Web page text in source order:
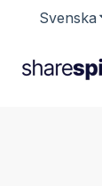
Svenska